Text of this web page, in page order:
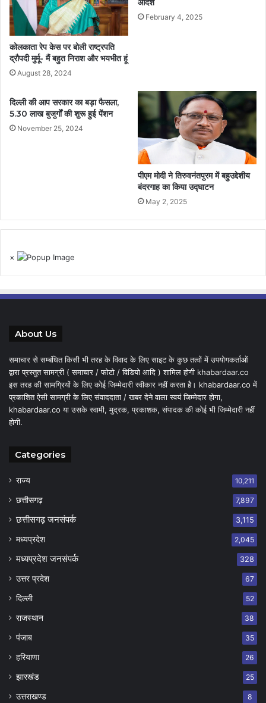
कोलकाता रेप केस पर बोली राष्ट्रपति
द्रौपदी मुर्मू- मैं बहुत निराश और भयभीत हूं
August 28, 2024
आदेश
February 4, 2025
दिल्ली की आप सरकार का बड़ा फैसला,
5.30 लाख बुजुर्गों की शुरू हुई पेंशन
November 25, 2024
पीएम मोदी ने तिरुवनंतपुरम में बहुउद्देशीय
बंदरगाह का किया उद्घाटन
May 2, 2025
×
About Us
समाचार से सम्बंधित किसी भी तरह के विवाद के लिए साइट के कुछ तत्वों में उपयोगकर्ताओं
द्वारा प्रस्तुत सामग्री ( समाचार / फोटो / विडियो आदि ) शामिल होगी khabardaar.co
इस तरह की सामग्रियों के लिए कोई जिम्मेदारी स्वीकार नहीं करता है। khabardaar.co में
प्रकाशित ऐसी सामग्री के लिए संवाददाता / खबर देने वाला स्वयं जिम्मेदार होगा,
khabardaar.co या उसके स्वामी, मुद्रक, प्रकाशक, संपादक की कोई भी जिम्मेदारी नहीं
होगी.
Categories
राज्य 10,211
छत्तीसगढ़ 7,897
छत्तीसगढ़ जनसंपर्क 3,115
मध्यप्रदेश 2,045
मध्यप्रदेश जनसंपर्क 328
उत्तर प्रदेश 67
दिल्ली 52
राजस्थान 38
पंजाब 35
हरियाणा 26
झारखंड 25
उत्तराखण्ड 8